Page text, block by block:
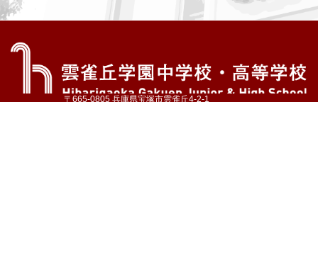
〒665-0805 兵庫県宝塚市雲雀丘4-2-1